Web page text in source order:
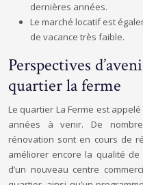
dernières années.
Le marché locatif est
de vacance très faible.
Perspectives
quartier la ferme
Le quartier La Ferme est
années à venir. De
rénovation sont en cours de
améliorer encore la qualité
d’un nouveau centre